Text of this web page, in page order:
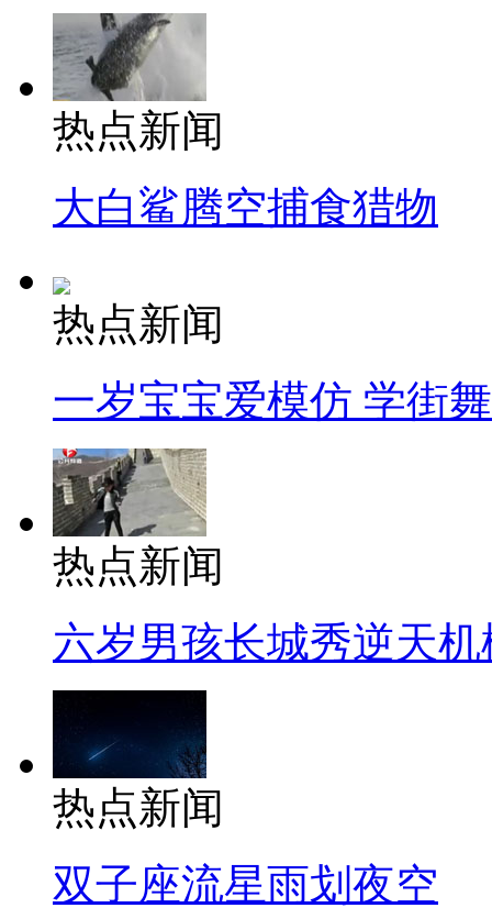
热点新闻
大白鲨腾空捕食猎物
热点新闻
一岁宝宝爱模仿 学街
热点新闻
六岁男孩长城秀逆天机
热点新闻
双子座流星雨划夜空